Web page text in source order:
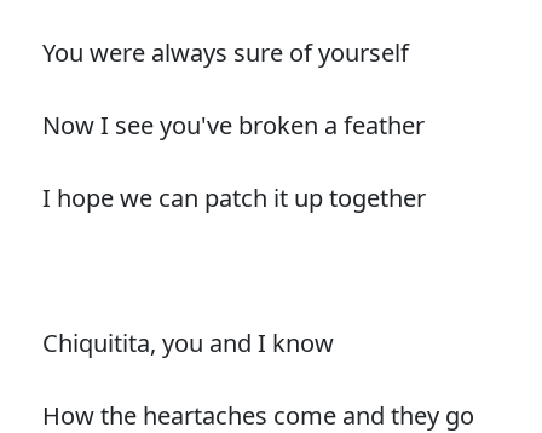
You were always sure of yourself
Now I see you've broken a feather
I hope we can patch it up together
Chiquitita, you and I know
How the heartaches come and they go